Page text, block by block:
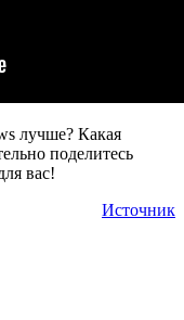
лучше? Какая
поделитесь
вас!
Источник